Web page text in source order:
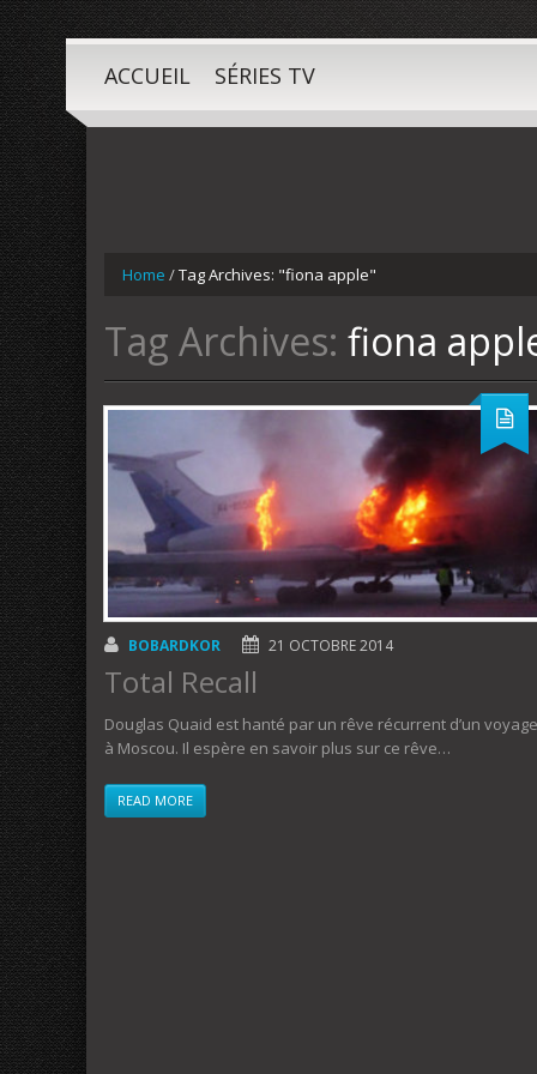
ACCUEIL SÉRIES TV
Home /Tag Archives: "fiona apple"
Tag Archives: fiona
BOBARDKOR 21 OCTOBRE 2014
Total Recall
Douglas Quaid est hanté par un rêve récurrent d’un voyage
à Moscou. Il espère en savoir plus sur ce rêve…
READ MORE